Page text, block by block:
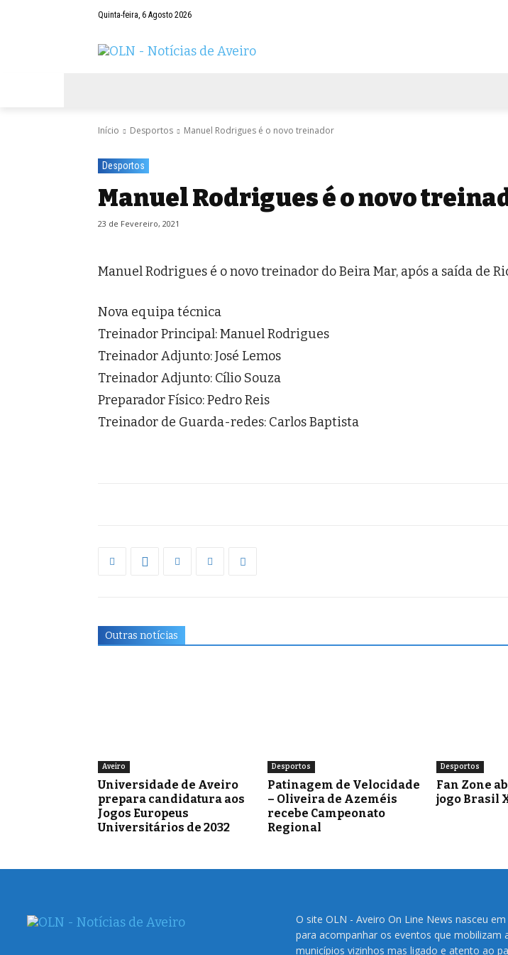
Quinta-feira, 6 Agosto 2026
Início Desportos Manuel Rodrigues é o novo treinador
Desportos
Manuel Rodrigues é o novo
23 de Fevereiro, 2021
Manuel Rodrigues é o novo treinador do Beira Mar, após a saída de
Nova equipa técnica
Treinador Principal: Manuel Rodrigues
Treinador Adjunto: José Lemos
Treinador Adjunto: Cílio Souza
Preparador Físico: Pedro Reis
Treinador de Guarda-redes: Carlos Baptista
Outras notícias
Aveiro
Universidade de Aveiro
prepara candidatura aos
Jogos Europeus
Universitários de 2032
Desportos
Patinagem de Velocidade
– Oliveira de Azeméis
recebe Campeonato
Regional
Desportos
Fan Zone
jogo Brasil
O site OLN - Aveiro On Line News nasceu
para acompanhar os eventos que mobilizam
municípios vizinhos mas ligado e atento ao